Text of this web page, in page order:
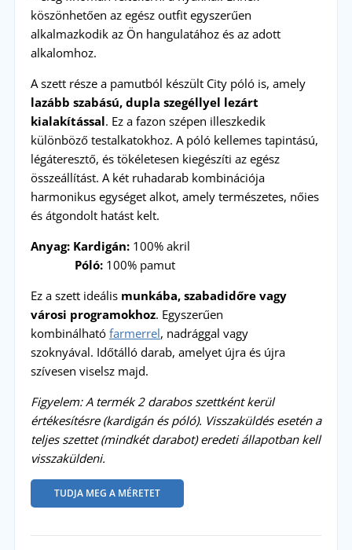
köszönhetően az egész outfit egyszerűen
alkalmazkodik az Ön hangulatához és az adott
alkalomhoz.
A szett része a pamutból készült City póló is, amely
lazább szabású, dupla szegéllyel lezárt
kialakítással. Ez a fazon szépen illeszkedik
különböző testalkatokhoz. A póló kellemes tapintású,
légáteresztő, és tökéletesen kiegészíti az egész
összeállítást. A két ruhadarab kombinációja
harmonikus egységet alkot, amely természetes, nőies
és átgondolt hatást kelt.
Anyag: Kardigán:100% akril
Póló:100% pamut
Ez a szett ideális munkába, szabadidőre vagy
városi programokhoz. Egyszerűen
kombinálható farmerrel, nadrággal vagy
szoknyával. Időtálló darab, amelyet újra és újra
szívesen viselsz majd.
Figyelem: A termék 2 darabos szettként kerül
értékesítésre (kardigán és póló). Visszaküldés esetén a
teljes szettet (mindkét darabot) eredeti állapotban kell
visszaküldeni.
TUDJA MEG A MÉRETET